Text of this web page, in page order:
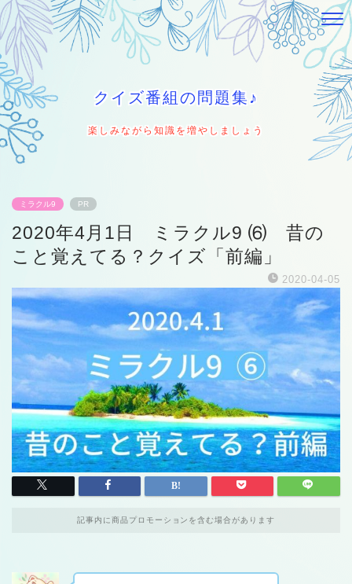
クイズ番組の問題集♪
楽しみながら知識を増やしましょう
ミラクル9 PR
2020年4月1日 ミラクル9 ⑹ 昔の
こと覚えてる？クイズ「前編」
2020-04-05
記事内に商品プロモーションを含む場合があります